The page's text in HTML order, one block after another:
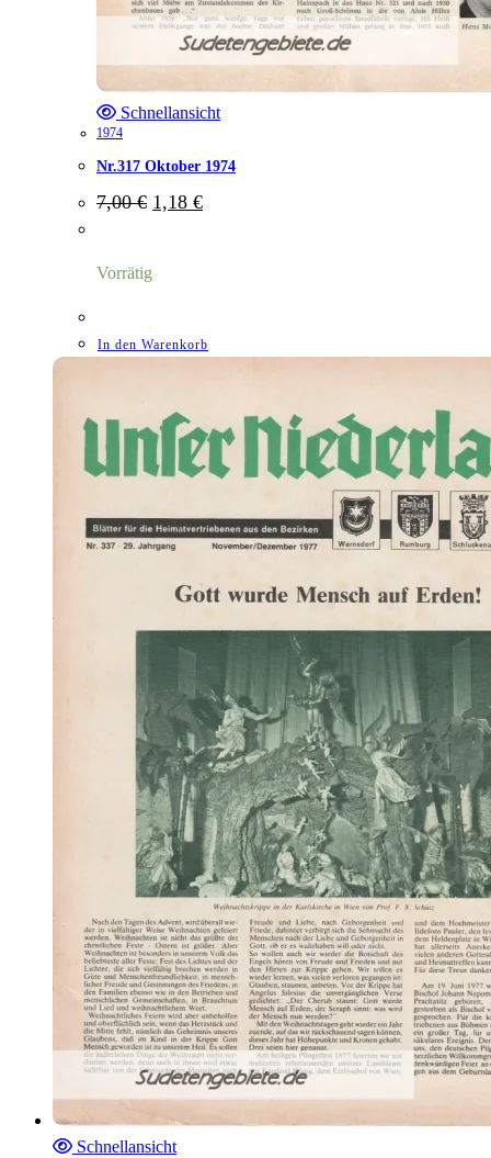
Schnellansicht
1974
Nr.317 Oktober 1974
7,00€ Ursprünglicher
Preis
1,18 €Aktueller
Vorrätig
In den Warenkorb
Schnellansicht